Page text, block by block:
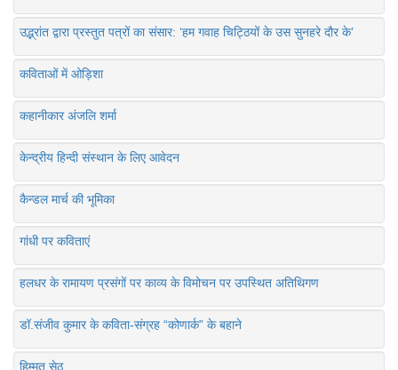
उद्भ्रांत द्वारा प्रस्तुत पत्रों का संसार: ‘हम गवाह चिट्ठियों के उस सुनहरे दौर के’
कविताओं में ओड़िशा
कहानीकार अंजलि शर्मा
केन्द्रीय हिन्दी संस्थान के लिए आवेदन
कैन्डल मार्च की भूमिका
गांधी पर कविताएं
हलधर के रामायण प्रसंगों पर काव्य के विमोचन पर उपस्थित अतिथिगण
डॉ.संजीव कुमार के कविता-संग्रह “कोणार्क” के बहाने
हिम्मत सेठ